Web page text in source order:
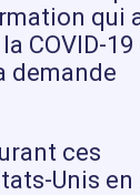
qui
COVID-19
demande
ces
Unis en